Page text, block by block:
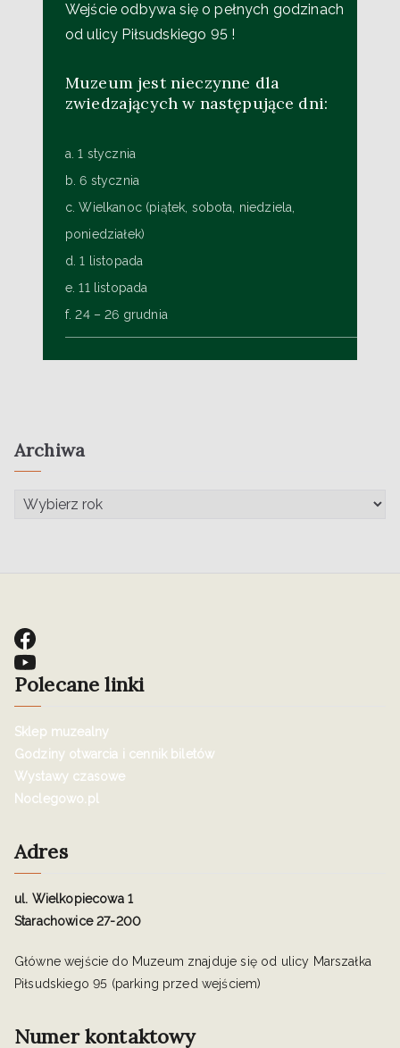
Wejście odbywa się o pełnych godzinach
od ulicy Piłsudskiego 95 !
Muzeum jest nieczynne dla
zwiedzających w następujące dni:
a. 1 stycznia
b. 6 stycznia
c. Wielkanoc (piątek, sobota, niedziela,
poniedziałek)
d. 1 listopada
e. 11 listopada
f. 24 – 26 grudnia
Archiwa
Polecane linki
Sklep muzealny
Godziny otwarcia i cennik biletów
Wystawy czasowe
Noclegowo.pl
Adres
ul. Wielkopiecowa 1
Starachowice 27-200
Główne wejście do Muzeum znajduje się od ulicy Marszałka
Piłsudskiego 95 (parking przed wejściem)
Numer kontaktowy